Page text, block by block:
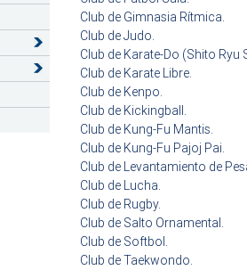
Club de Gimnasia Rítmica.
Club de Judo.
Club de Karate-Do (Shito Ryu
Club de Karate Libre.
Club de Kenpo.
Club de Kickingball.
Club de Kung-Fu Mantis.
Club de Kung-Fu Pajoj Pai.
Club de Levantamiento de
Club de Lucha.
Club de Rugby.
Club de Salto Ornamental.
Club de Softbol.
Club de Taekwondo.